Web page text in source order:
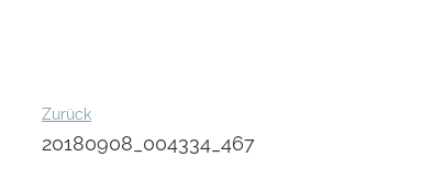
Zurück
20180908_004334_467